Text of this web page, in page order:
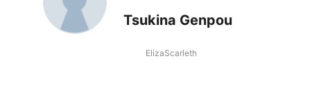
Tsukina Genpou
ElizaScarleth